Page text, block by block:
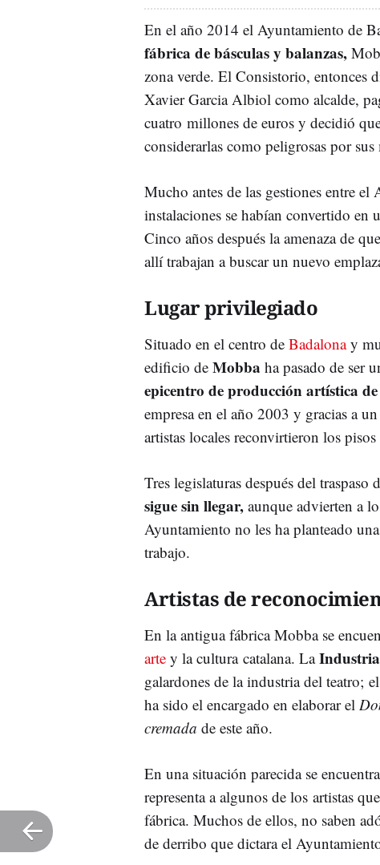
En el año 2014 el Ayuntamiento de
fábrica de básculas y balanzas,
zona verde. El Consistorio, entonces
Xavier Garcia Albiol como alcalde,
cuatro millones de euros y decidió
considerarlas como peligrosas por
Mucho antes de las gestiones entre
instalaciones se habían convertido en
Cinco años después la amenaza de
allí trabajan a buscar un nuevo
Lugar privilegiado
Situado en el centro de Badalonay
edificio de Mobba ha pasado de ser
epicentro de producción artística
empresa en el año 2003 y gracias a
artistas locales reconvirtieron los
Tres legislaturas después del
sigue sin llegar, aunque advierten a
Ayuntamiento no les ha planteado
trabajo.
Artistas de
En la antigua fábrica Mobba se
arte y la cultura catalana. La
galardones de la industria del teatro;
ha sido el encargado en elaborar el
cremada de este año.
En una situación parecida se
representa a algunos de los artistas
fábrica. Muchos de ellos, no saben
de derribo que dictara el